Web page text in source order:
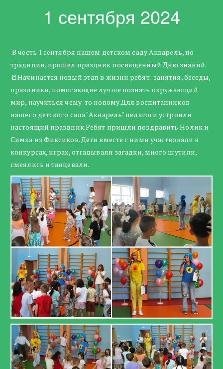
1 сентября 2024
В честь 1 сентября нашем детском саду Акварель, по
традиции, прошел праздник посвященный Дню знаний.
📒Начинается новый этап в жизни ребят: занятия, беседы,
праздники, помогающие лучше познать окружающий
мир, научиться чему-то новому.Для воспитанников
нашего детского сада "Акварель" педагоги устроили
настоящий праздник.Ребят пришли поздравить Нолик и
Симка из Фиксиков. Дети вместе с ними участвовали в
конкурсах, играх, отгадывали загадки, много шутили,
смеялись и танцевали.